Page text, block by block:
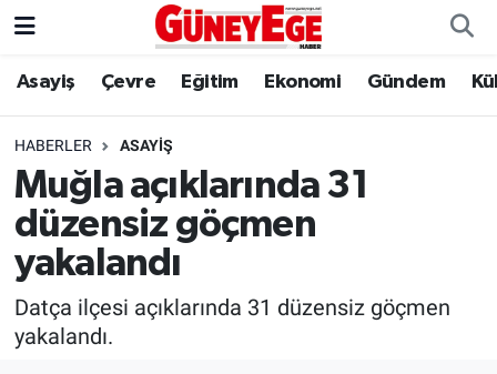
Asayiş Çevre Eğitim Ekonomi Gündem
HABERLER ASAYIŞ
Muğla açıklarında 31
düzensiz göçmen
yakalandı
Datça ilçesi açıklarında 31 düzensiz göçmen
yakalandı.
Asayiş
Çevre
Eğitim
Ekonomi
Gündem
İstanbul Hava Durumu
İstanbul Trafik Yoğunluk Haritası
Süper Lig Puan Durumu ve Fikstür
Tüm Manşetler
Son Dakika Haberleri